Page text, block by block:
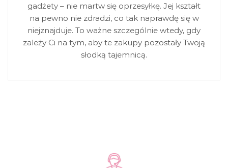
gadżety – nie martw się oprzesyłkę. Jej kształt
na pewno nie zdradzi, co tak naprawdę się w
niejznajduje. To ważne szczególnie wtedy, gdy
zależy Ci na tym, aby te zakupy pozostały Twoją
słodką tajemnicą.